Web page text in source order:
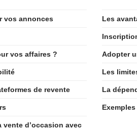
vos annonces Les
vos affaires ? Adopter
Les
de revente La
vente d’occasion avec